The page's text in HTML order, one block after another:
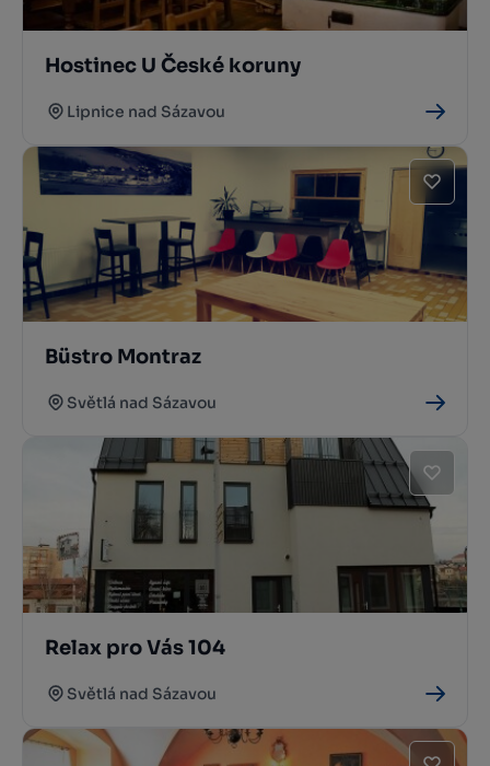
Hostinec U České koruny
Lipnice nad Sázavou
Büstro Montraz
Světlá nad Sázavou
Relax pro Vás 104
Světlá nad Sázavou